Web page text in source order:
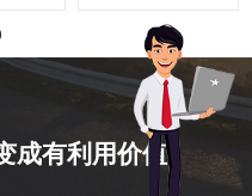
成有利用价值